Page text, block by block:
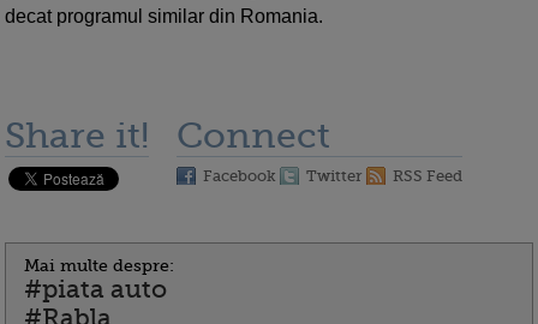
decat programul similar din Romania.
Share it! Connect
Facebook Twitter RSS Feed
Mai multe despre:
#piata auto
#Rabla